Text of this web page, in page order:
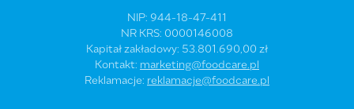
NIP: 944-18-47-411
NR KRS: 0000146008
Kapitał zakładowy: 53.801.690,00 zł
Kontakt: marketing@foodcare.pl
Reklamacje: reklamacje@foodcare.pl